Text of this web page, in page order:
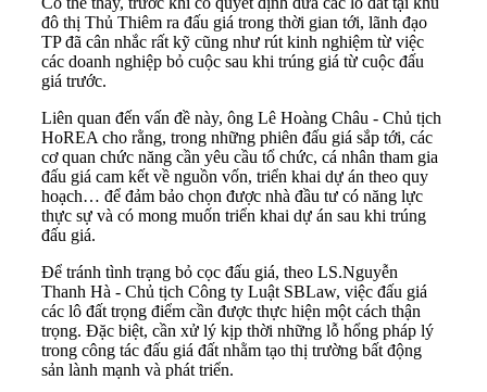
đô thị Thủ Thiêm ra đấu giá trong thời gian tới, lãnh đạo
TP đã cân nhắc rất kỹ cũng như rút kinh nghiệm từ việc
các doanh nghiệp bỏ cuộc sau khi trúng giá từ cuộc đấu
giá trước.
Liên quan đến vấn đề này, ông Lê Hoàng Châu - Chủ tịch
HoREA cho rằng, trong những phiên đấu giá sắp tới, các
cơ quan chức năng cần yêu cầu tổ chức, cá nhân tham gia
đấu giá cam kết về nguồn vốn, triển khai dự án theo quy
hoạch… để đảm bảo chọn được nhà đầu tư có năng lực
thực sự và có mong muốn triển khai dự án sau khi trúng
đấu giá.
Để tránh tình trạng bỏ cọc đấu giá, theo LS.Nguyễn
Thanh Hà - Chủ tịch Công ty Luật SBLaw, việc đấu giá
các lô đất trọng điểm cần được thực hiện một cách thận
trọng. Đặc biệt, cần xử lý kịp thời những lỗ hổng pháp lý
trong công tác đấu giá đất nhằm tạo thị trường bất động
sản lành mạnh và phát triển.